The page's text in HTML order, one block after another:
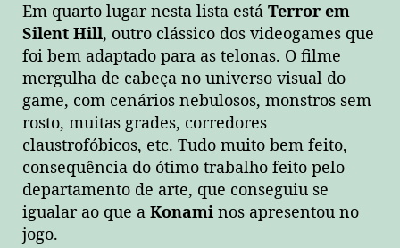
Em quarto lugar nesta lista está Terror em
Silent Hill, outro clássico dos videogames que
foi bem adaptado para as telonas. O filme
mergulha de cabeça no universo visual do
game, com cenários nebulosos, monstros sem
rosto, muitas grades, corredores
claustrofóbicos, etc. Tudo muito bem feito,
consequência do ótimo trabalho feito pelo
departamento de arte, que conseguiu se
igualar ao que a Konami nos apresentou no
jogo.